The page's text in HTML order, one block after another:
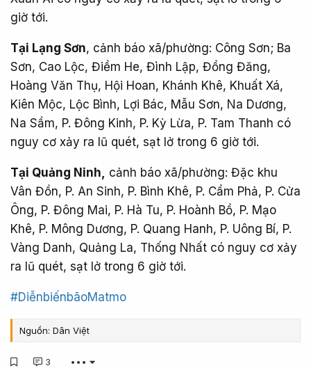
giờ tới.
Tại Lạng Sơn, cảnh báo xã/phường: Công Sơn; Ba
Sơn, Cao Lộc, Điềm He, Đình Lập, Đồng Đăng,
Hoàng Văn Thụ, Hội Hoan, Khánh Khê, Khuất Xá,
Kiên Mộc, Lộc Bình, Lợi Bác, Mẫu Sơn, Na Dương,
Na Sầm, P. Đông Kinh, P. Kỳ Lừa, P. Tam Thanh có
nguy cơ xảy ra lũ quét, sạt lở trong 6 giờ tới.
Tại Quảng Ninh, cảnh báo xã/phường: Đặc khu
Vân Đồn, P. An Sinh, P. Bình Khê, P. Cẩm Phả, P. Cửa
Ông, P. Đông Mai, P. Hà Tu, P. Hoành Bồ, P. Mạo
Khê, P. Mông Dương, P. Quang Hanh, P. Uông Bí, P.
Vàng Danh, Quảng La, Thống Nhất có nguy cơ xảy
ra lũ quét, sạt lở trong 6 giờ tới.
#DiễnbiếnbãoMatmo
Nguồn: Dân Việt
3 •••